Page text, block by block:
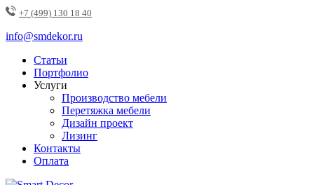
+7 (499) 130 18 40
info@smdekor.ru
Статьи
Портфолио
Услуги
Производство мебели
Перетяжка мебели
Дизайн проект
Лизинг
Контакты
Оплата